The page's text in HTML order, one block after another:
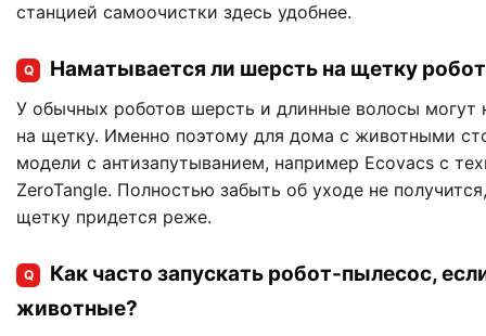
станцией самоочистки здесь удобнее.
Q Наматывается ли шерсть на щетку
У обычных роботов шерсть и длинные волосы могут
на щетку. Именно поэтому для дома с животными
модели с антизапутыванием, например Ecovacs с
ZeroTangle. Полностью забыть об уходе не
щетку придется реже.
Q
Как часто запускать робот-пылесос,
животные?